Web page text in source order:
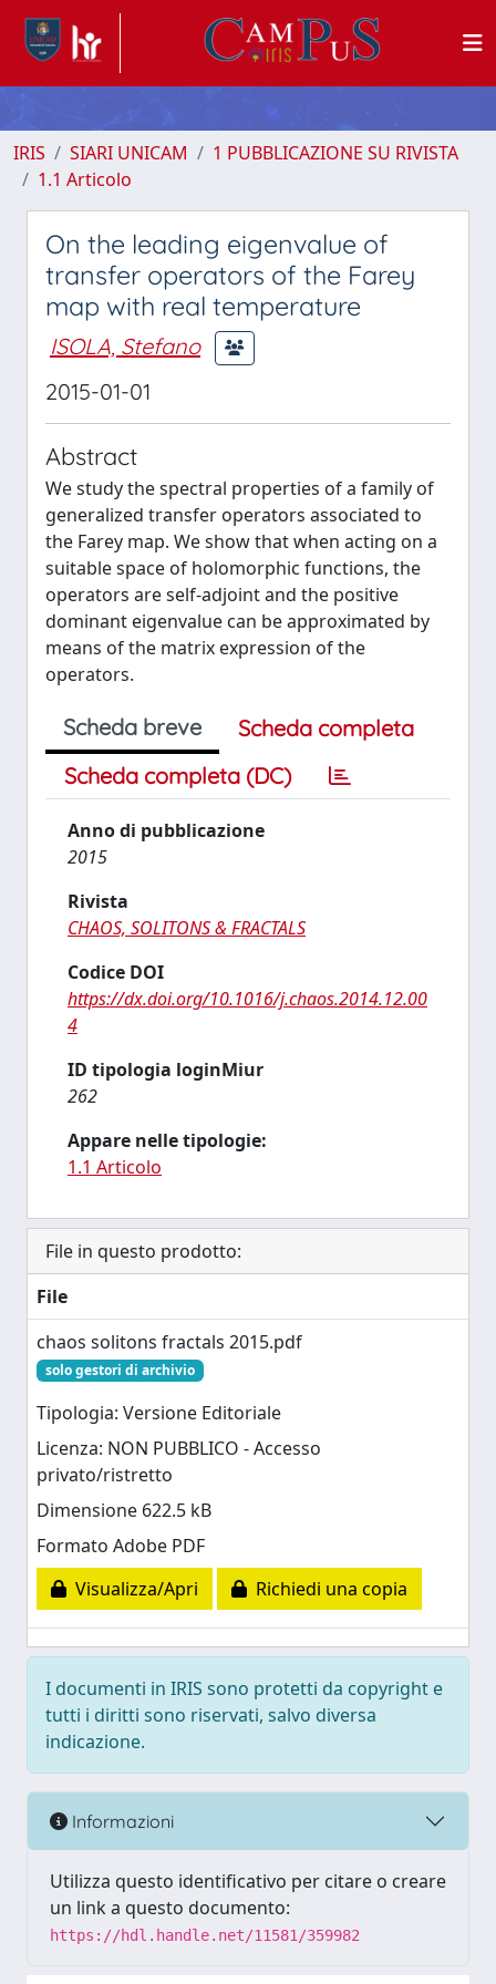
IRIS SIARI UNICAM
1 PUBBLICAZIONE SU RIVISTA
1.1 Articolo
On the leading eigenvalue of
transfer operators of the Farey
map with real temperature
ISOLA, Stefano
2015-01-01
Abstract
We study the spectral properties of a family of
generalized transfer operators associated to
the Farey map. We show that when acting on a
suitable space of holomorphic functions, the
operators are self-adjoint and the positive
dominant eigenvalue can be approximated by
means of the matrix expression of the
operators.
Scheda breve
Scheda completa
Scheda completa (DC)
Anno di pubblicazione
2015
Rivista
CHAOS, SOLITONS & FRACTALS
Codice DOI
https://dx.doi.org/10.1016/j.chaos.2014.12.00
4
ID tipologia loginMiur
262
Appare nelle tipologie:
1.1 Articolo
File in questo prodotto:
File
chaos solitons fractals 2015.pdf
solo gestori di archivio
Tipologia: Versione Editoriale
Licenza: NON PUBBLICO - Accesso
privato/ristretto
Dimensione 622.5 kB
Formato Adobe PDF
Visualizza/Apri
Richiedi una copia
I documenti in IRIS sono protetti da copyright e
tutti i diritti sono riservati, salvo diversa
indicazione.
Informazioni
Utilizza questo identificativo per citare o creare
un link a questo documento:
https://hdl.handle.net/11581/359982